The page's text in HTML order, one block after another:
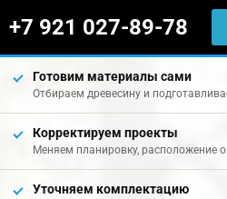
+7 921 027-89-78
Готовим материалы сами
Отбираем древесину и
Корректируем проекты
Меняем планировку, расположение
Уточняем комплектацию